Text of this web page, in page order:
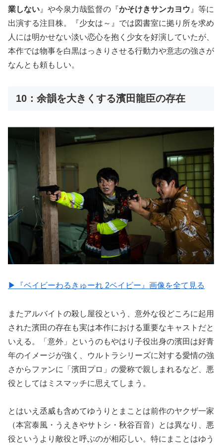
業しない 』や今泉力哉監督の『かそけきサンカヨウ 』等に
出演する注目株。『少女は～』では図書室に拠り所を求め
人には明かせない淡い恋心を抱く少女を好演していたが、
本作では物事を白黒はっきりさせる行動力や意志の強さが
なんとも頼もしい。
10：余韻を大きくする濱田龍臣の存在
▶︎『ベイビーわるきゅーれ 2ベイビー』画像を全て見る
またアルバイトの殺し屋役という、意外な役どころに起用
された濱田の存在も実は本作における重要なキャストだと
いえる。「意外」というのもやはり子役出身の濱田は好青
年のイメージが強く、ウルトラシリーズに対する愛情の強
さからファンに「濱田プロ」の愛称で親しまれるなど、悪
役としてはミスマッチに思えてしまう。
とはいえ丞威も含めてゆうりとまことは前作のヤクザ一家
（本宮泰風・うえきやサトシ・秋谷百音）とは異なり、悪
役というより敵役と呼ぶのが相応しい。特にまことはゆう